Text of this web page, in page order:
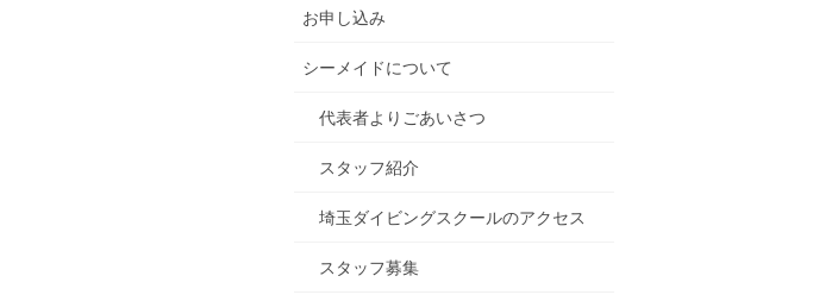
お申し込み
シーメイドについて
代表者よりごあいさつ
スタッフ紹介
埼玉ダイビングスクールのアクセス
スタッフ募集